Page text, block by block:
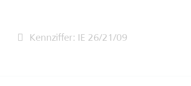
Kennziffer: IE 26/21/09